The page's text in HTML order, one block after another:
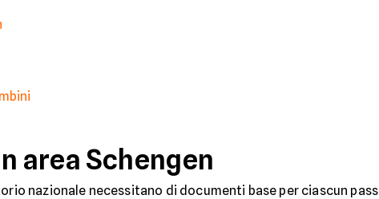
area Schengen
nazionale necessitano di documenti base per ciascun